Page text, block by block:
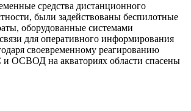
средства дистанционного
были задействованы беспилотные
оборудованные системами
для оперативного информирования
своевременному реагированию
ОСВОД на акваториях области спасены